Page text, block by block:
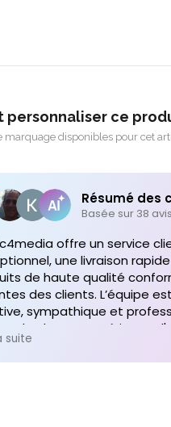
personnaliser ce
marquage disponibles pour cet
Basée sur 38 avis
offre un service
une livraison
de haute qualité
des clients. L’équipe est
sympathique et
de chaque expérience
Je recommande vivement
pour toute commande
suite